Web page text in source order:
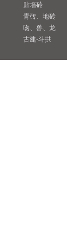
贴墙砖
青砖、地砖
吻、兽、龙
古建-斗拱